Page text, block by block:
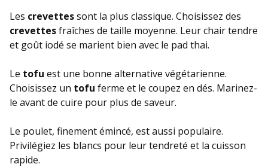
Les crevettessont la plus classique. Choisissez des
crevettesfraîches de taille moyenne. Leur chair tendre
et goût iodé se marient bien avec le pad thai.
Le tofu est une bonne alternative végétarienne.
Choisissez un tofu ferme et le coupez en dés. Marinez-
le avant de cuire pour plus de saveur.
Le poulet, finement émincé, est aussi populaire.
Privilégiez les blancs pour leur tendreté et la cuisson
rapide.